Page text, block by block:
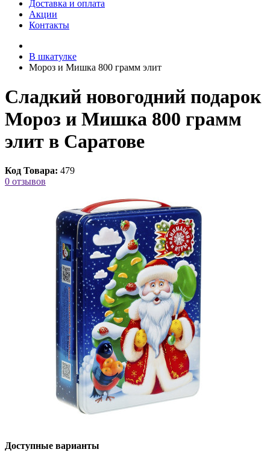
Доставка и оплата
Акции
Контакты
В шкатулке
Мороз и Мишка 800 грамм элит
Сладкий новогодний подарок
Мороз и Мишка 800 грамм
элит в Саратове
Код Товара: 479
0 отзывов
Доступные варианты